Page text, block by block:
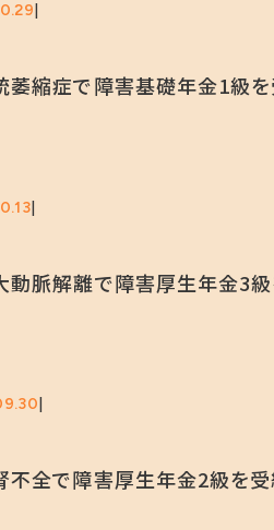
萎縮症で障害基礎年金1級を
動脈解離で障害厚生年金3級
不全で障害厚生年金2級を受